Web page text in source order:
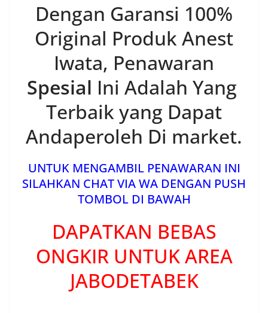
Dengan Garansi 100%
Original Produk Anest
Iwata, Penawaran
Spesial Ini Adalah Yang
Terbaik yang Dapat
Andaperoleh Di market.
UNTUK MENGAMBIL PENAWARAN INI
SILAHKAN CHAT VIA WA DENGAN PUSH
TOMBOL DI BAWAH
DAPATKAN BEBAS
ONGKIR UNTUK AREA
JABODETABEK